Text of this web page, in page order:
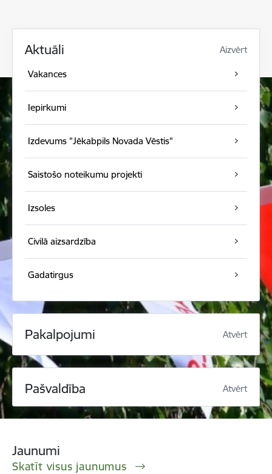
Aktuāli Aizvērt
Vakances
Iepirkumi
Izdevums "Jēkabpils Novada Vēstis"
Saistošo noteikumu projekti
Izsoles
Civilā aizsardzība
Gadatirgus
Pakalpojumi Atvērt
Pašvaldība Atvērt
Jaunumi
Skatīt visus jaunumus